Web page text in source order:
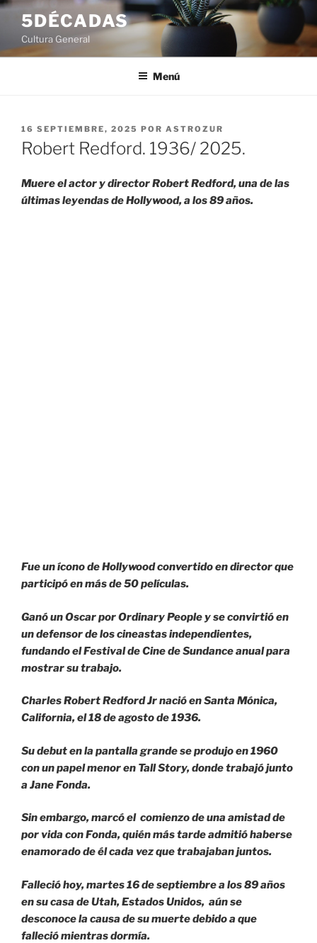
Saltar
contenido
5DÉCADAS
Cultura General
Menú
PUBLICADO
EL
16 SEPTIEMBRE, 2025 POR ASTROZUR
Robert Redford. 1936/ 2025.
Muere el actor y director Robert Redford, una de las
últimas leyendas de Hollywood, a los 89 años.
Fue un ícono de Hollywood convertido en director que
participó en más de 50 películas.
Ganó un Oscar por Ordinary People y se convirtió en
un defensor de los cineastas independientes,
fundando el Festival de Cine de Sundance anual para
mostrar su trabajo.
Charles Robert Redford Jr nació en Santa Mónica,
California, el 18 de agosto de 1936.
Su debut en la pantalla grande se produjo en 1960
con un papel menor en Tall Story, donde trabajó junto
a Jane Fonda.
Sin embargo, marcó el comienzo de una amistad de
por vida con Fonda, quién más tarde admitió haberse
enamorado de él cada vez que trabajaban juntos.
Falleció hoy, martes 16 de septiembre a los 89 años
en su casa de Utah, Estados Unidos, aún se
desconoce la causa de su muerte debido a que
falleció mientras dormía.